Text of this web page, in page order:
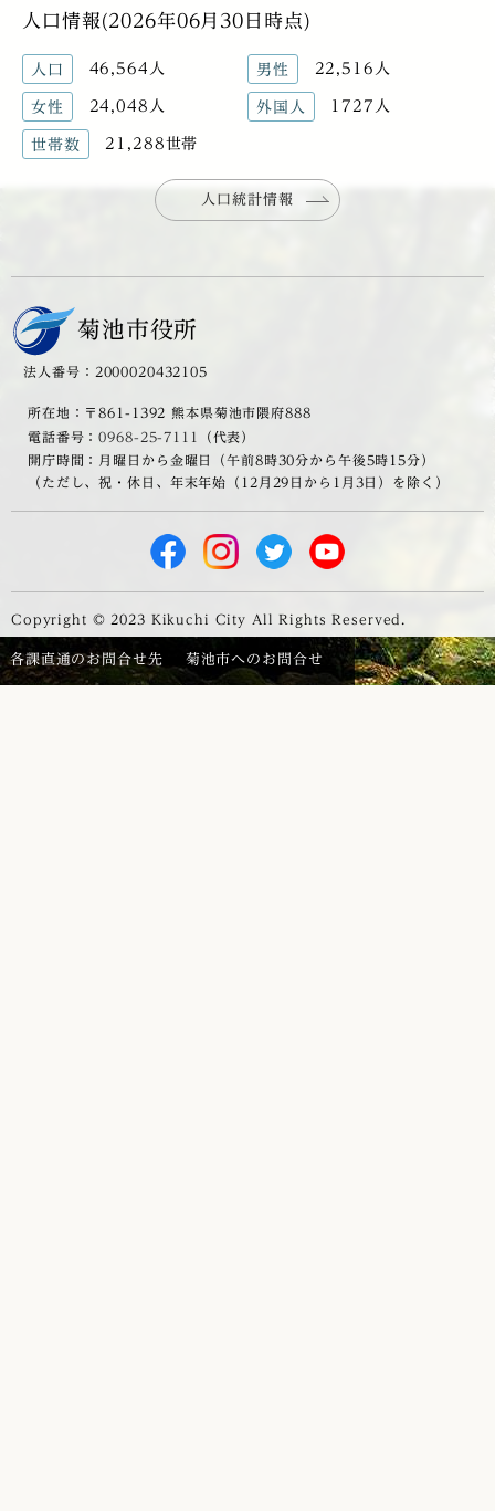
人口情報(2026年06月30日時点)
人口 46,564人 男性 22,516人
女性 24,048人 外国人 1727人
世帯数 21,288世帯
人口統計情報
菊池市役所
法人番号：2000020432105
所在地：〒861-1392 熊本県菊池市隈府888
電話番号：0968-25-7111
（代表）
開庁時間：月曜日から金曜日（午前8時30分から午後5時15分）
（ただし、祝・休日、年末年始（12月29日から1月3日）を除く）
Copyright © 2023 Kikuchi City All Rights Reserved.
各課直通のお問合せ先 菊池市へのお問合せ